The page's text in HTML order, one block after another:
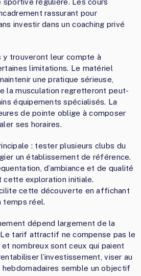
rassurant pour
investir dans un coaching privé
trouveront leur compte à
limitations. Le matériel
une pratique sérieuse,
la musculation regretteront peut-
équipements spécialisés. La
de pointe oblige à composer
ses horaires.
: tester plusieurs clubs du
un établissement de référence.
d’ambiance et de qualité
cette exploration initiale.
cette découverte en affichant
temps réel.
dépend largement de la
tarif attractif ne compense pas le
nombreux sont ceux qui paient
l’investissement, viser au
hebdomadaires semble un objectif